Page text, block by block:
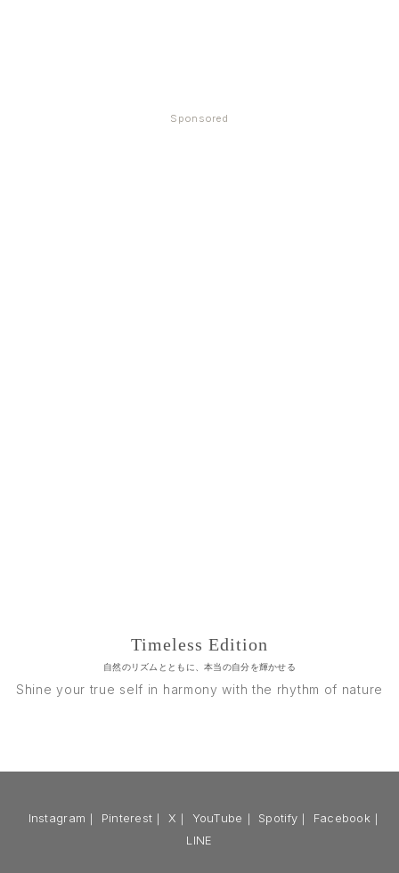
Sponsored
Timeless Edition
自然のリズムとともに、本当の自分を輝かせる
Shine your true self in harmony with the rhythm of nature
Instagram ｜ Pinterest ｜ X ｜ YouTube ｜ Spotify ｜ Facebook｜
LINE